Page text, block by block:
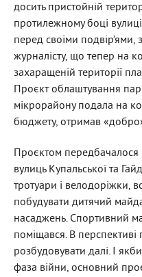
досить пристойній
протилежному боці
перед своїми подвір’ями,
журналісту, що тепер на
захаращеній території
Проєкт облаштування
мікрорайону подала на
бюджету, отримав
Проєктом передбачалося
вулиць Купальської та
тротуари і велодоріжки,
побудувати дитячий
насаджень. Спортивний
поміщався. В
розбудовувати далі. І
фаза війни, основний